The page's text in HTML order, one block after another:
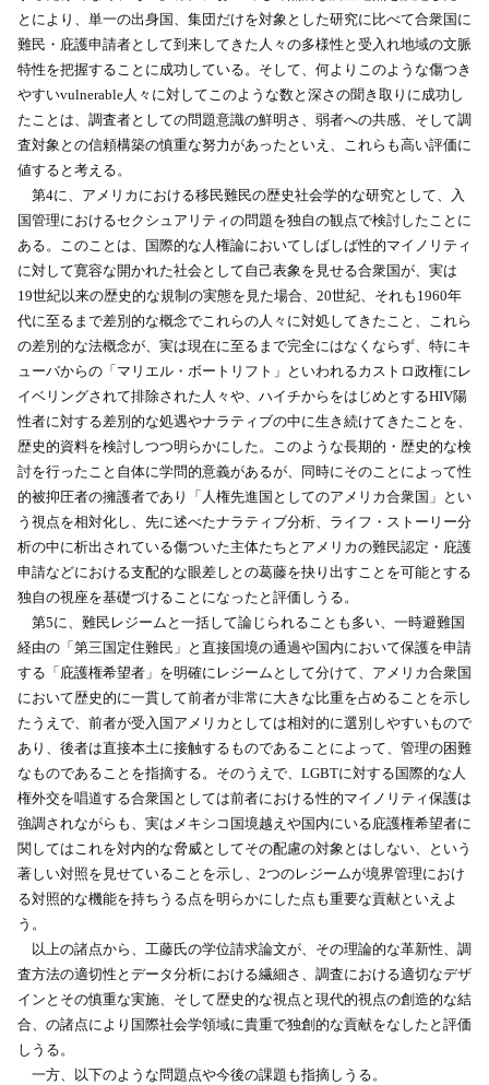
とにより、単一の出身国、集団だけを対象とした研究に比べて合衆国に
難民・庇護申請者として到来してきた人々の多様性と受入れ地域の文脈
特性を把握することに成功している。そして、何よりこのような傷つき
やすいvulnerable人々に対してこのような数と深さの聞き取りに成功し
たことは、調査者としての問題意識の鮮明さ、弱者への共感、そして調
査対象との信頼構築の慎重な努力があったといえ、これらも高い評価に
値すると考える。
第4に、アメリカにおける移民難民の歴史社会学的な研究として、入
国管理におけるセクシュアリティの問題を独自の観点で検討したことに
ある。このことは、国際的な人権論においてしばしば性的マイノリティ
に対して寛容な開かれた社会として自己表象を見せる合衆国が、実は
19世紀以来の歴史的な規制の実態を見た場合、20世紀、それも1960年
代に至るまで差別的な概念でこれらの人々に対処してきたこと、これら
の差別的な法概念が、実は現在に至るまで完全にはなくならず、特にキ
ューバからの「マリエル・ボートリフト」といわれるカストロ政権にレ
イベリングされて排除された人々や、ハイチからをはじめとするHIV陽
性者に対する差別的な処遇やナラティブの中に生き続けてきたことを、
歴史的資料を検討しつつ明らかにした。このような長期的・歴史的な検
討を行ったこと自体に学問的意義があるが、同時にそのことによって性
的被抑圧者の擁護者であり「人権先進国としてのアメリカ合衆国」とい
う視点を相対化し、先に述べたナラティブ分析、ライフ・ストーリー分
析の中に析出されている傷ついた主体たちとアメリカの難民認定・庇護
申請などにおける支配的な眼差しとの葛藤を抉り出すことを可能とする
独自の視座を基礎づけることになったと評価しうる。
第5に、難民レジームと一括して論じられることも多い、一時避難国
経由の「第三国定住難民」と直接国境の通過や国内において保護を申請
する「庇護権希望者」を明確にレジームとして分けて、アメリカ合衆国
において歴史的に一貫して前者が非常に大きな比重を占めることを示し
たうえで、前者が受入国アメリカとしては相対的に選別しやすいもので
あり、後者は直接本土に接触するものであることによって、管理の困難
なものであることを指摘する。そのうえで、LGBTに対する国際的な人
権外交を唱道する合衆国としては前者における性的マイノリティ保護は
強調されながらも、実はメキシコ国境越えや国内にいる庇護権希望者に
関してはこれを対内的な脅威としてその配慮の対象とはしない、という
著しい対照を見せていることを示し、2つのレジームが境界管理におけ
る対照的な機能を持ちうる点を明らかにした点も重要な貢献といえよ
う。
以上の諸点から、工藤氏の学位請求論文が、その理論的な革新性、調
査方法の適切性とデータ分析における繊細さ、調査における適切なデザ
インとその慎重な実施、そして歴史的な視点と現代的視点の創造的な結
合、の諸点により国際社会学領域に貴重で独創的な貢献をなしたと評価
しうる。
一方、以下のような問題点や今後の課題も指摘しうる。